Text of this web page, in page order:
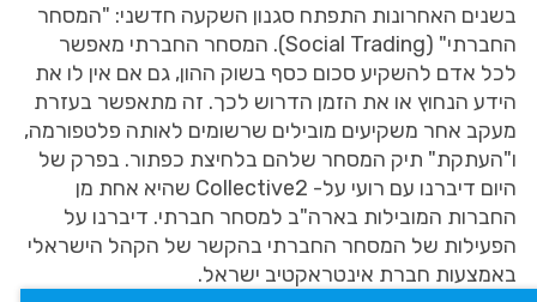
בשנים האחרונות התפתח סגנון השקעה חדשני: "המסחר
החברתי" (Social Trading). המסחר החברתי מאפשר
לכל אדם להשקיע סכום כסף בשוק ההון, גם אם אין לו את
הידע הנחוץ או את הזמן הדרוש לכך. זה מתאפשר בעזרת
מעקב אחר משקיעים מובילים שרשומים לאותה פלטפורמה,
ו"העתקת" תיק המסחר שלהם בלחיצת כפתור. בפרק של
היום דיברנו עם רועי על- Collective2 שהיא אחת מן
החברות המובילות בארה"ב למסחר חברתי. דיברנו על
הפעילות של המסחר החברתי בהקשר של הקהל הישראלי
באמצעות חברת אינטראקטיב ישראל.